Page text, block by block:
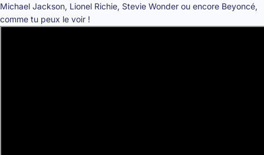
Michael Jackson, Lionel Richie, Stevie Wonder ou encore Beyoncé,
comme tu peux le voir !